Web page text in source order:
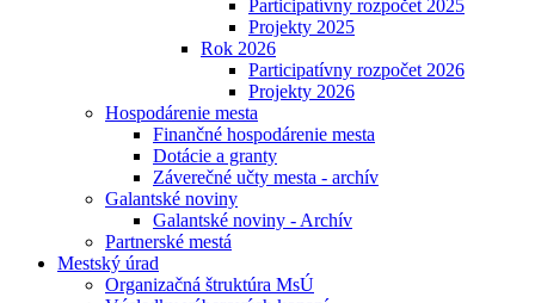
Participatívny rozpočet 2025
Projekty 2025
Rok 2026
Participatívny rozpočet 2026
Projekty 2026
Hospodárenie mesta
Finančné hospodárenie mesta
Dotácie a granty
Záverečné učty mesta - archív
Galantské noviny
Galantské noviny - Archív
Partnerské mestá
Mestský úrad
Organizačná štruktúra MsÚ